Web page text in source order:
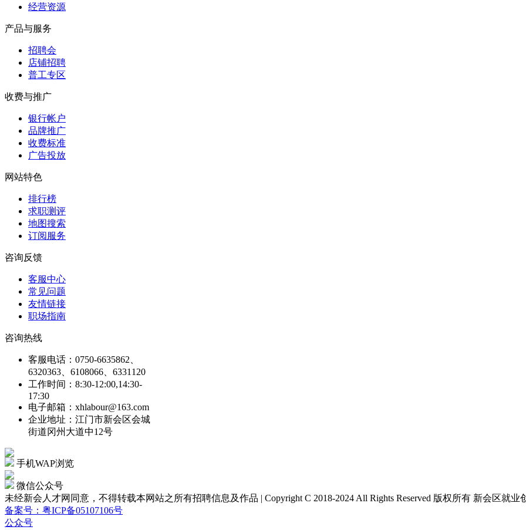
经营资源
产品与服务
招聘会
店铺招聘
普工专区
收费与推广
银行帐户
品牌推广
收费标准
广告投放
网站特色
排行榜
求职测评
地图搜索
订阅服务
咨询反馈
客服中心
常见问题
友情链接
职场指南
咨询热线
客服电话：0750-6635862、
6320363、6108066、6331120
工作时间：8:30-12:00,14:30-
17:30
电子邮箱：xhlabour@163.com
企业地址：江门市新会区会城
街道冈州大道中12号
手机WAP浏览
微信公众号
未经新会人才网同意，不得转载本网站之所有招聘信息及作品 | Copyright C 2018-2024 All Rights Reserved 版权所有 新会区就业
备案号：粤ICP备05107106号
公众号